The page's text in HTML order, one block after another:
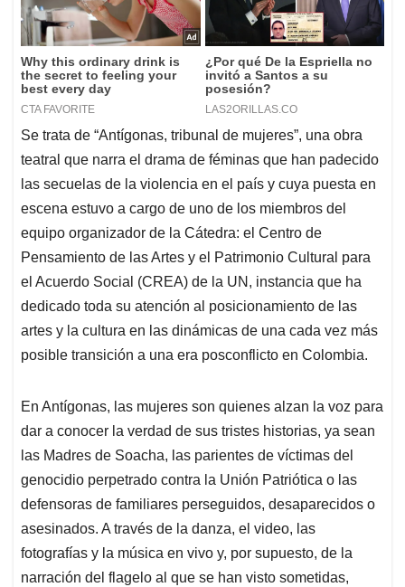
Se trata de “Antígonas, tribunal de mujeres”, una obra
teatral que narra el drama de féminas que han padecido
las secuelas de la violencia en el país y cuya puesta en
escena estuvo a cargo de uno de los miembros del
equipo organizador de la Cátedra: el Centro de
Pensamiento de las Artes y el Patrimonio Cultural para
el Acuerdo Social (CREA) de la UN, instancia que ha
dedicado toda su atención al posicionamiento de las
artes y la cultura en las dinámicas de una cada vez más
posible transición a una era posconflicto en Colombia.
En Antígonas, las mujeres son quienes alzan la voz para
dar a conocer la verdad de sus tristes historias, ya sean
las Madres de Soacha, las parientes de víctimas del
genocidio perpetrado contra la Unión Patriótica o las
defensoras de familiares perseguidos, desaparecidos o
asesinados. A través de la danza, el video, las
fotografías y la música en vivo y, por supuesto, de la
narración del flagelo al que se han visto sometidas,